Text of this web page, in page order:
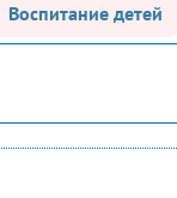
Воспитание детей